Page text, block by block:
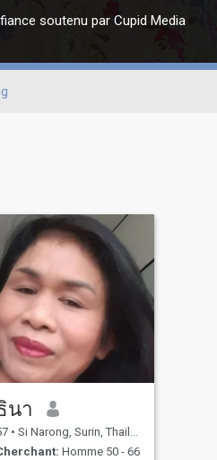
soutenu par Cupid Media
นา
• Si Narong, Surin, Thailande
Homme 50 - 66